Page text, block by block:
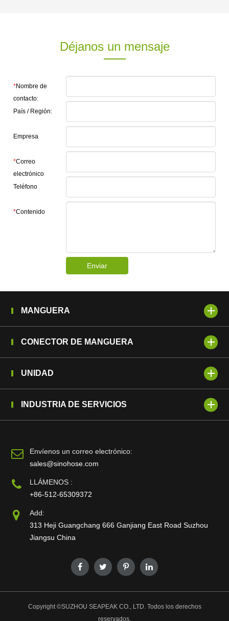
Déjanos un mensaje
*Nombre de
contacto:
País / Región:
Empresa
*Correo
electrónico
Teléfono
*Contenido
Enviar
MANGUERA
CONECTOR DE MANGUERA
UNIDAD
INDUSTRIA DE SERVICIOS
Envíenos un correo electrónico:
sales@sinohose.com
LLÁMENOS :
+86-512-65309372
Add:
313 Heji Guangchang 666 Ganjiang East Road Suzhou
Jiangsu China
Copyright ©SUZHOU SEAPEAK CO., LTD. Todos los derechos
reservados.